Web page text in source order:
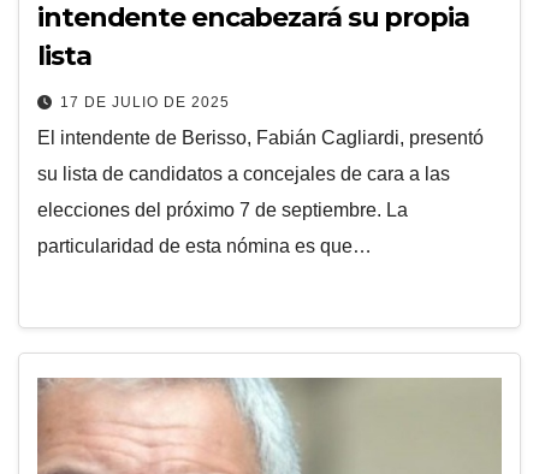
intendente encabezará su propia
lista
17 DE JULIO DE 2025
El intendente de Berisso, Fabián Cagliardi, presentó
su lista de candidatos a concejales de cara a las
elecciones del próximo 7 de septiembre. La
particularidad de esta nómina es que…